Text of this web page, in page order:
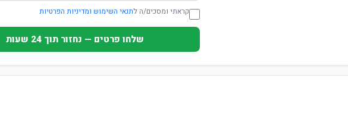
קראתי ומסכים/ה לתנאי השימוש ומדיניות הפרטיות
שלחו פרטים — נחזור תוך 24 שעות